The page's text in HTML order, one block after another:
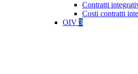
Contratti
Costi contratti
OIV 3